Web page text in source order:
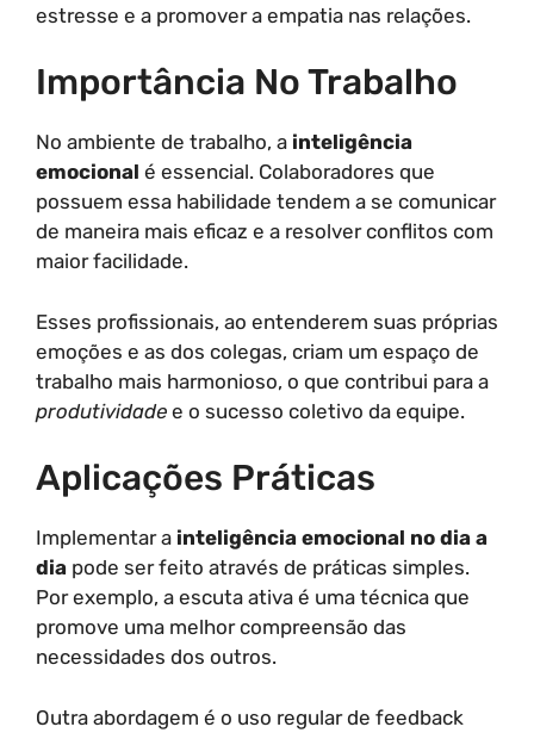
estresse e a promover a empatia nas relações.
Importância No Trabalho
No ambiente de trabalho, a inteligência
emocional é essencial. Colaboradores que
possuem essa habilidade tendem a se comunicar
de maneira mais eficaz e a resolver conflitos com
maior facilidade.
Esses profissionais, ao entenderem suas próprias
emoções e as dos colegas, criam um espaço de
trabalho mais harmonioso, o que contribui para a
produtividade e o sucesso coletivo da equipe.
Aplicações Práticas
Implementar a inteligência emocional no dia a
dia pode ser feito através de práticas simples.
Por exemplo, a escuta ativa é uma técnica que
promove uma melhor compreensão das
necessidades dos outros.
Outra abordagem é o uso regular de feedback